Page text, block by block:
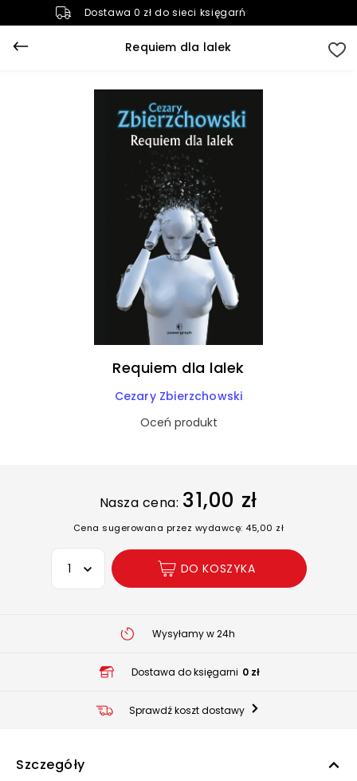
Dostawa 0 zł do sieci księgarń
Requiem dla lalek
Requiem dla lalek
Cezary Zbierzchowski
Oceń produkt
Nasza cena: 31,00 zł
Cena sugerowana przez wydawcę: 45,00 zł
Wybierz opcję
DO KOSZYKA
Wysyłamy w 24h
Dostawa do księgarni 0 zł
Sprawdź koszt dostawy
Szczegóły